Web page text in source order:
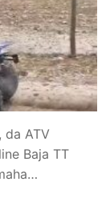
da ATV
Baja TT